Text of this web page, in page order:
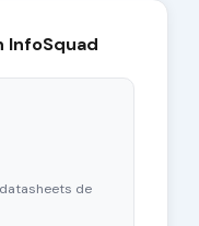
InfoSquad
de